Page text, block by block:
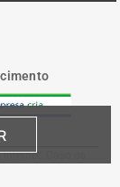
Caso os